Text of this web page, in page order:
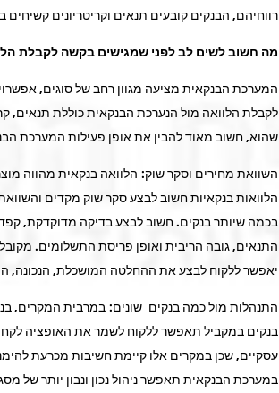
רווחיהם, הבנקים קובעים תנאים וקריטריונים קשיחים
מה חשוב לשים לב לפני שמגישים בקשה לקבלת
המערכת הבנקאית מציעה מגוון רחב של סוגים,
לקבלת הלוואה מול הנערכת הבנקאית כוללת תנאים,
שהוא, חשוב מאוד להבין את אופן פעילות המערכת
השוואת מחירים וסקר שוק: הלוואה בנקאית מהווה
הלוואות בנקאיות חשוב לבצע סקר שוק מקדים
בכמה שיותר בנקים. חשוב לבצע בדיקה מדוקדקת,
התנאים, גובה הריבית ואופן פריסת התשלומים.
יאפשר ללקוח לבצע את ההחלטה המושכלת, הנכונה,
התנהלות מול כמה בנקים שונים: במרבית המקרים,
בנקים במקביל תאפשר ללקוח לשמר את האופציה
עסקיים, שכן במקרים אלו קיימת חשיבות מכרעת
במערכת הבנקאית תאפשר ניהול נכון ונבון יותר של